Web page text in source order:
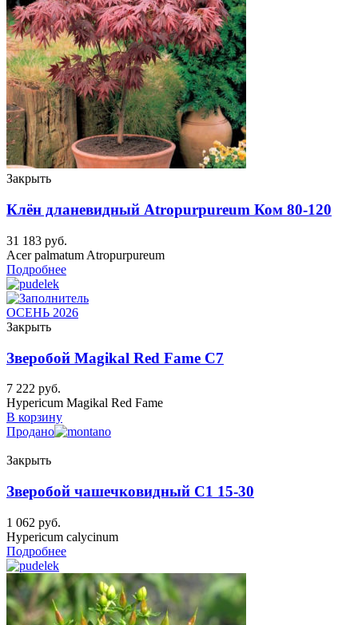
Закрыть
Клён дланевидный Atropurpureum Ком 80-120
31 183 руб.
Acer palmatum Atropurpureum
Подробнее
ОСЕНЬ 2026
Закрыть
Зверобой Magikal Red Fame C7
7 222 руб.
Hypericum Magikal Red Fame
В корзину
Продано
Закрыть
Зверобой чашечковидный C1 15-30
1 062 руб.
Hypericum calycinum
Подробнее